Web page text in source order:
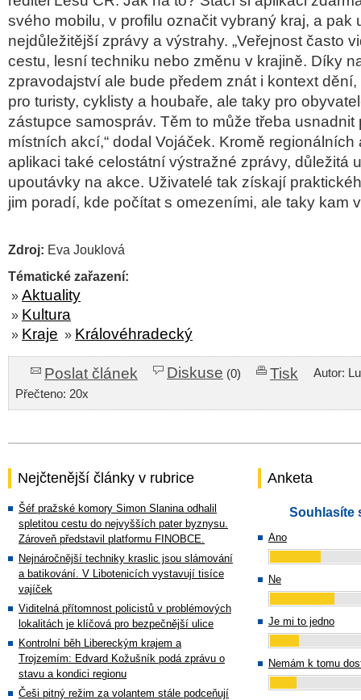
svého mobilu, v profilu označit vybraný kraj, a pak
nejdůležitější zprávy a výstrahy. „Veřejnost často
cestu, lesní techniku nebo změnu v krajině. Díky
zpravodajství ale bude předem znát i kontext
pro turisty, cyklisty a houbaře, ale taky pro
zástupce samospráv. Těm to může třeba usnadnit
místních akcí,“ dodal Vojáček. Kromě regionálních
aplikaci také celostátní výstražné zprávy, důležitá
upoutávky na akce. Uživatelé tak získají
jim poradí, kde počítat s omezeními, ale taky kam
Zdroj: Eva Jouklová
Tématické zařazení:
» Aktuality
» Kultura
» Kraje » Královéhradecký
Poslat článek Diskuse (0) Tisk
Autor:
Přečteno: 20x
Nejčtenější články v rubrice
Šéf pražské komory Simon Slanina odhalil
spletitou cestu do nejvyšších pater byznysu.
Zároveň představil platformu FINOBCE.
Nejnáročnější techniky kraslic jsou slámování
a batikování. V Libotenicích vystavují tisíce
vajíček
Viditelná přítomnost policistů v problémových
lokalitách je klíčová pro bezpečnější ulice
Kontrolní běh Libereckým krajem a
Trojzemím: Edvard Kožušník podá zprávu o
stavu a kondici regionu
Češi pitný režim za volantem stále podceňují
Anketa
Souhlasíte
Ano
Ne
Je mi to jedno
Nemám k tomu